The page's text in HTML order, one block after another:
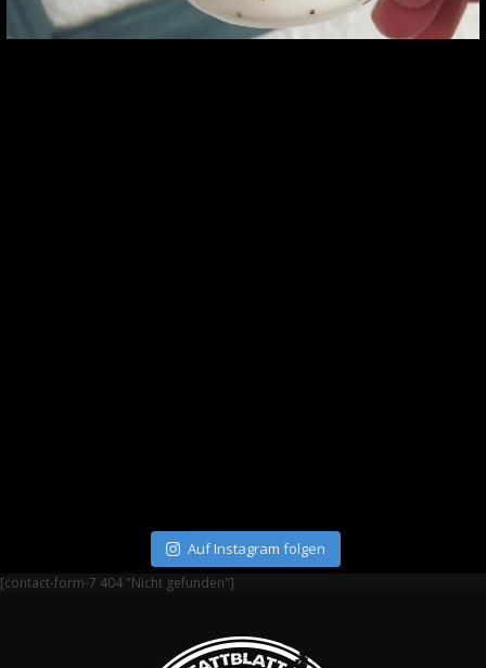
Auf Instagram folgen
[contact-form-7 404 "Nicht gefunden"]